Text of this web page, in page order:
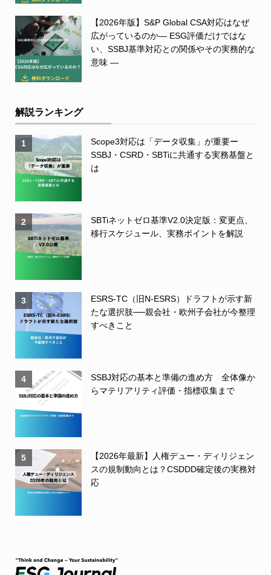
【2026年版】S&P Global CSA対応はなぜ
広がっているのか― ESG評価だけではな
い、SSBJ基準対応との関係やその実務的な
意味 ―
解説ランキング
1
Scope3対応は「データ収集」が重要ー
SSBJ・CSRD・SBTiに共通する実務基盤と
は
2
SBTiネットゼロ基準V2.0決定版：変更点、
移行スケジュール、実務ポイントを解説
3
ESRS-TC（旧N-ESRS）ドラフトが示す新
たな選択肢──親会社・欧州子会社が今整理
すべきこと
4
SSBJ対応の基本と準備の進め方 全体像か
らマテリアリティ評価・指標収集まで
5
【2026年最新】人権デュー・ディリジェン
スの規制動向とは？CSDDD確定後の実務対
応